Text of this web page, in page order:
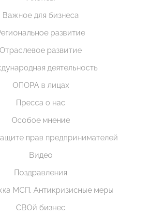
Важное для бизнеса
развитие
Отраслевое развитие
деятельность
ОПОРА в лицах
Пресса о нас
Особое мнение
прав предпринимателей
Видео
Поздравления
МСП. Антикризисные меры
СВОй бизнес